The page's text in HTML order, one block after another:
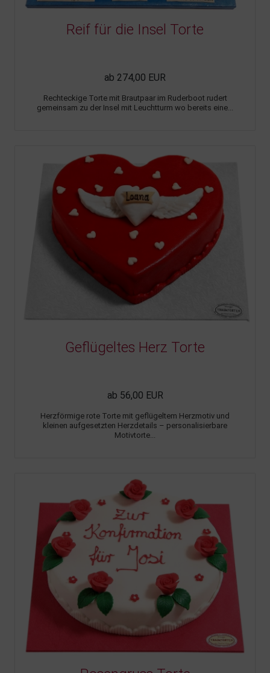
Reif für die Insel Torte
ab 274,00 EUR
Rechteckige Torte mit Brautpaar im Ruderboot rudert
gemeinsam zu der Insel mit Leuchtturm wo bereits eine...
Geflügeltes Herz Torte
ab 56,00 EUR
Herzförmige rote Torte mit geflügeltem Herzmotiv und
kleinen aufgesetzten Herzdetails – personalisierbare
Motivtorte...